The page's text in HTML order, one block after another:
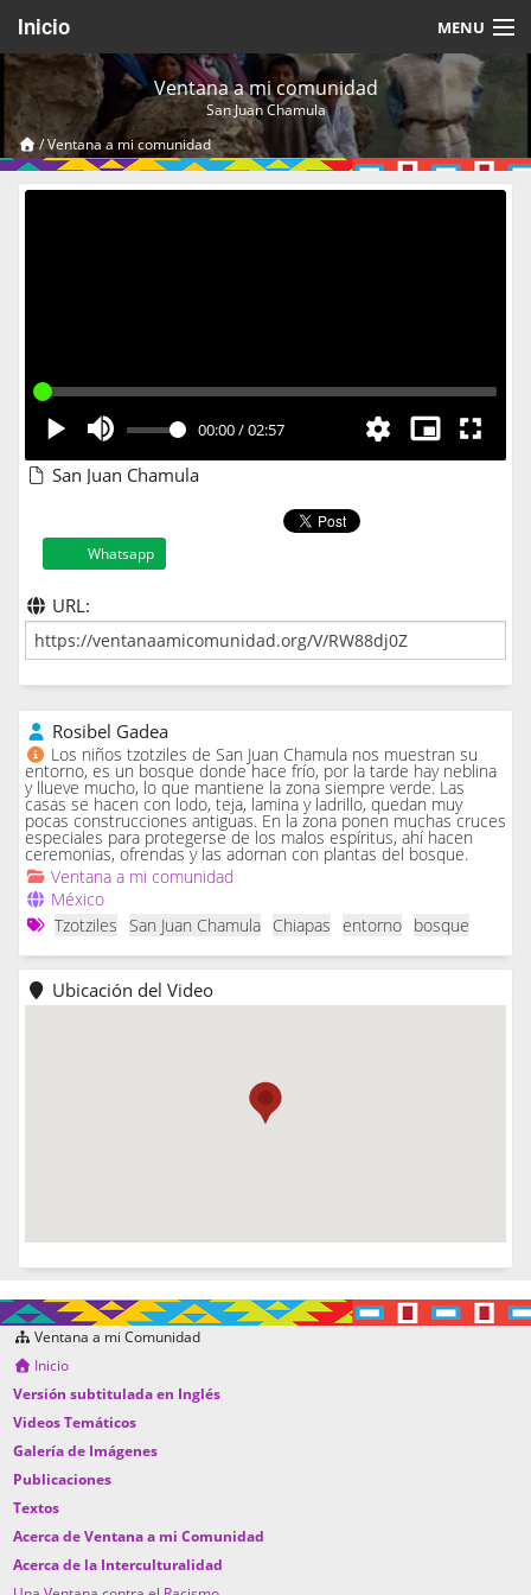
Inicio MENU
Acerca de
Videos Temáticos
Cerrar Sesión
Ventana a mi comunidad
San Juan Chamula
/Ventana a mi comunidad
00:00/02:57
San Juan Chamula
Whatsapp
URL:
Rosibel Gadea
Los niños tzotziles de San Juan Chamula nos muestran su
entorno, es un bosque donde hace frío, por la tarde hay neblina
y llueve mucho, lo que mantiene la zona siempre verde. Las
casas se hacen con lodo, teja, lamina y ladrillo, quedan muy
pocas construcciones antiguas. En la zona ponen muchas cruces
especiales para protegerse de los malos espíritus, ahí hacen
ceremonias, ofrendas y las adornan con plantas del bosque.
Ventana a mi comunidad
México
Tzotziles
San Juan Chamula Chiapas entorno bosque
Ubicación del Video
Ventana a mi Comunidad
Inicio
Versión subtitulada en Inglés
Videos Temáticos
Galería de Imágenes
Publicaciones
Textos
Acerca de Ventana a mi Comunidad
Acerca de la Interculturalidad